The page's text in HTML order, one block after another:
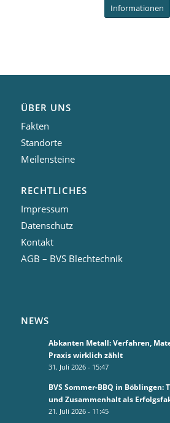
Informationen
ÜBER UNS
Fakten
Standorte
Meilensteine
RECHTLICHES
Impressum
Datenschutz
Kontakt
AGB – BVS Blechtechnik
NEWS
Abkanten Metall: Verfahren,
Praxis wirklich zählt
31. Juli 2026 - 15:47
BVS Sommer-BBQ in Böblingen:
und Zusammenhalt als
21. Juli 2026 - 11:45